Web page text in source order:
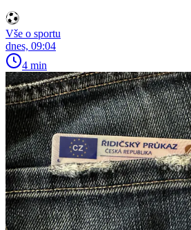
Vše o sportu
dnes, 09:04
4 min